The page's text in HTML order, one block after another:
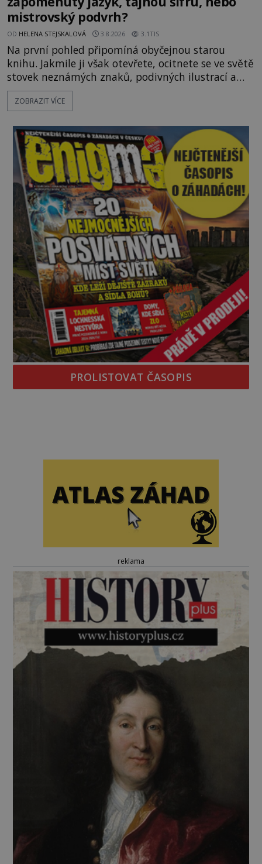
mistrovský podvrh?
OD HELENA STEJSKALOVÁ 3.8.2026 3.1TIS
Na první pohled připomíná obyčejnou starou
knihu. Jakmile ji však otevřete, ocitnete se ve světě
stovek neznámých znaků, podivných ilustrací a
textu, který už téměř dvě století vzdoruje všem
pokusům o rozluštění. Rohoncský kodex patří mezi
jistotou neví, kdo jej napsal, kdy vznikl ani co
vlastně vypráví. Rohoncský kodex se poprvé
objevuje v roce
ZOBRAZIT VÍCE
PROLISTOVAT ČASOPIS
reklama